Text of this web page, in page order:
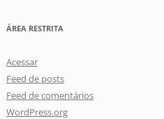
ÁREA RESTRITA
Acessar
Feed de posts
Feed de comentários
WordPress.org